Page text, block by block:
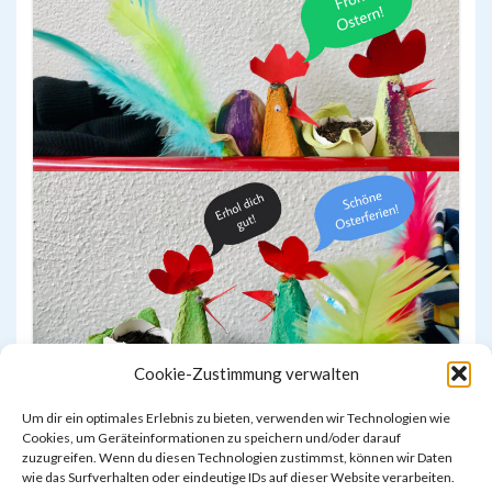
Cookie-Zustimmung verwalten
Um dir ein optimales Erlebnis zu bieten, verwenden wir Technologien wie
Cookies, um Geräteinformationen zu speichern und/oder darauf
zuzugreifen. Wenn du diesen Technologien zustimmst, können wir Daten
wie das Surfverhalten oder eindeutige IDs auf dieser Website verarbeiten.